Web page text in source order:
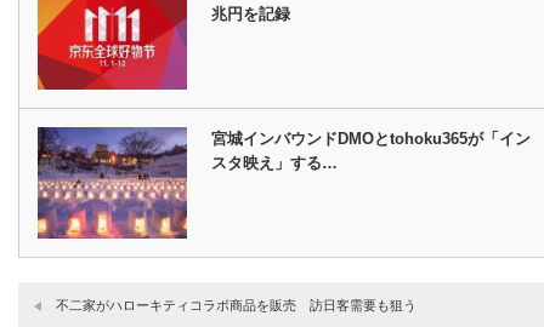
兆円を記録
宮城インバウンドDMOとtohoku365が「イン
スタ映え」する…
不二家がハローキティコラボ商品を販売 訪日客需要も狙う